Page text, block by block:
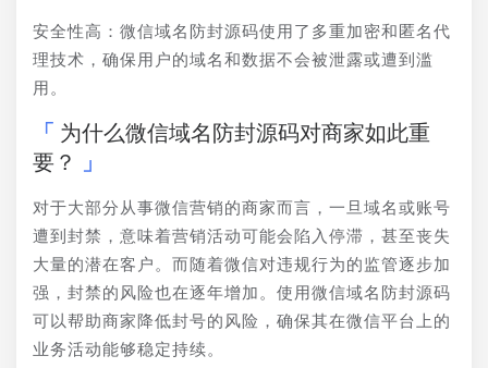
安全性高：微信域名防封源码使用了多重加密和匿名代
理技术，确保用户的域名和数据不会被泄露或遭到滥
用。
为什么微信域名防封源码对商家如此重
要？
对于大部分从事微信营销的商家而言，一旦域名或账号
遭到封禁，意味着营销活动可能会陷入停滞，甚至丧失
大量的潜在客户。而随着微信对违规行为的监管逐步加
强，封禁的风险也在逐年增加。使用微信域名防封源码
可以帮助商家降低封号的风险，确保其在微信平台上的
业务活动能够稳定持续。